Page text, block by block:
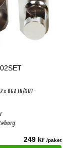
to 2x 0GA IN/OUT
249 kr /paket